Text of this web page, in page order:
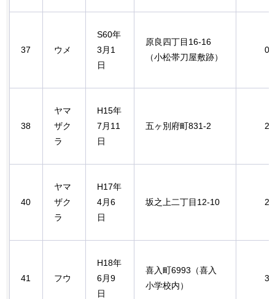
37 ウメ
S60年
3月1
日
原良四丁目16-16
（小松帯刀屋敷跡）
38
ヤマ
ザク
ラ
H15年
7月11
日
五ヶ別府町831-2
40
ヤマ
ザク
ラ
H17年
4月6
日
坂之上二丁目12-10
41 フウ
H18年
6月9
日
喜入町6993（喜入
小学校内）